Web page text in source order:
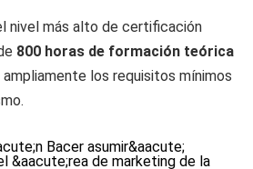
nivel más alto de certificación
800 horas de formación teórica
ampliamente los requisitos mínimos